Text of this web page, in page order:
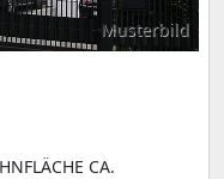
Musterbild
CA.